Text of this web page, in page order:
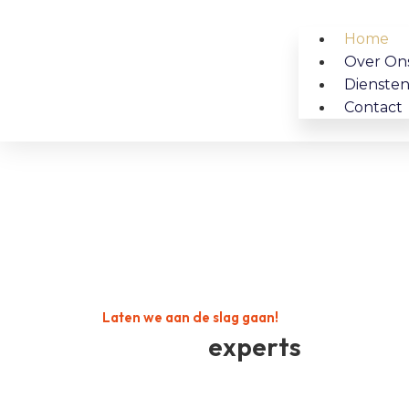
Home
Over
Contact
Laten we aan de slag gaan!
experts